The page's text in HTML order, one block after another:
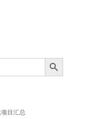
Search Button
目汇总